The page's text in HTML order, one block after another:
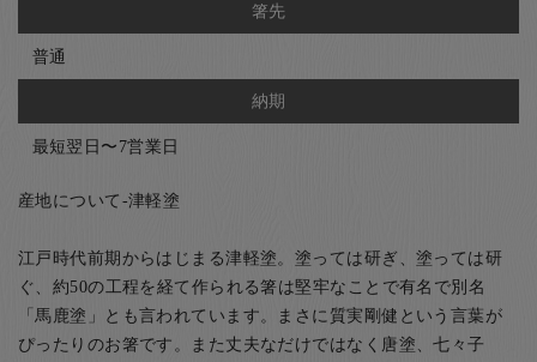
箸先
普通
納期
最短翌日〜7営業日
産地について-津軽塗
江戸時代前期からはじまる津軽塗。塗っては研ぎ、塗っては研
ぐ、約50の工程を経て作られる箸は堅牢なことで有名で別名
「馬鹿塗」とも言われています。まさに質実剛健という言葉が
ぴったりのお箸です。また丈夫なだけではなく唐塗、七々子